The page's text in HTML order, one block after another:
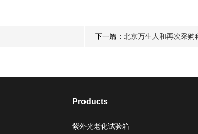
下一篇： 北京万生人和再次采购
Products
紫外光老化试验箱